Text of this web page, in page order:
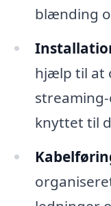
blænding
hjælp til at
knyttet til